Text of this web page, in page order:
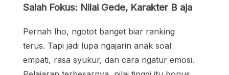
Pengambilan Keputusan
Dulu, semuanya orang tua yang atur. Dari
menu makan, les tambahan, sampe soal